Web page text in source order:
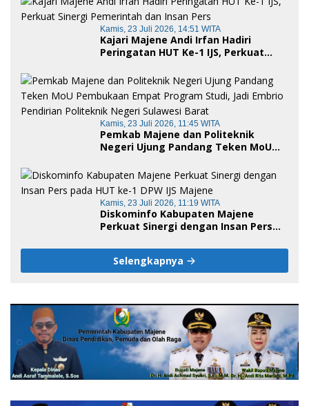
Kamis, 23 Juli 2026, 14:51 WITA
Kajari Majene Andi Irfan Hadiri
Peringatan HUT Ke-1 IJS, Perkuat
Kamis, 23 Juli 2026, 11:45 WITA
Pemkab Majene dan Politeknik
Negeri Ujung Pandang Teken MoU
Jadi Embrio Pendirian Politeknik
Negeri Sulawesi Barat
Kamis, 23 Juli 2026, 11:19 WITA
Diskominfo Kabupaten Majene
Perkuat Sinergi dengan Insan Pers
Selengkapnya